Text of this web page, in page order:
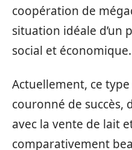
coopération de
situation idéale d’un
social et économique.
Actuellement, ce
couronné de succès,
avec la vente de lait
comparativement